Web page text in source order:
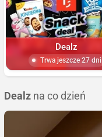
Dealz
Trwa jeszcze 27 dni
Dealz na co dzień